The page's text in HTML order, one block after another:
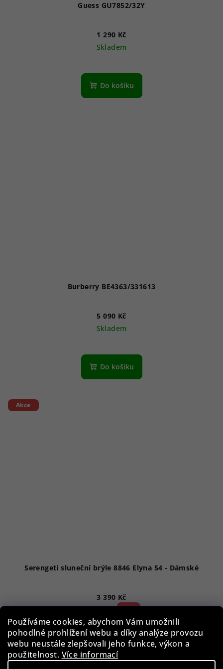
Používáme cookies, abychom Vám umožnili
pohodlné prohlížení webu a díky analýze provozu
webu neustále zlepšovali jeho funkce, výkon a
použitelnost. Více informací
Guess GU7852/32Y
1 290 Kč
Skladem
Do košíku
Burberry BE4363/331613
5 090 Kč
Skladem
Do košíku
Akce
Serengeti sluneční brýle 8846 Elyna 54 - Dámské
3 390 Kč
7 090 Kč
52 %)
Skladem
Do košíku